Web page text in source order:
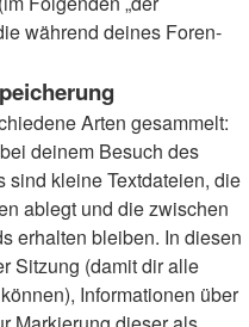
während deines Foren-
Arten gesammelt:
deinem Besuch des
sind kleine Textdateien, die
ablegt und die zwischen
erhalten bleiben. In diesen
Sitzung (damit dir alle
Informationen über